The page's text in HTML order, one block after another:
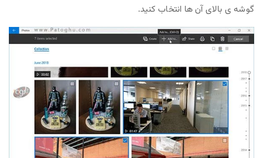
گوشه ی بالای آن ها انتخاب کنید.